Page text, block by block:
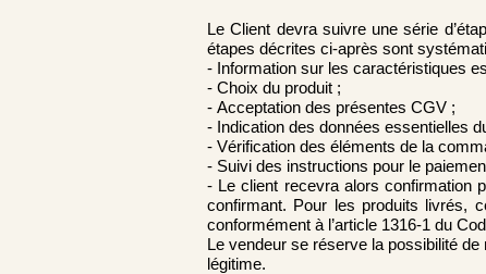
Le Client devra suivre une série
étapes décrites ci-après sont
- Information sur les caractéristiques
- Choix du produit ;
- Acceptation des présentes CGV ;
- Indication des données essentielles
- Vérification des éléments de la
- Suivi des instructions pour le
- Le client recevra alors confirmation
confirmant. Pour les produits livrés,
conformément à l’article 1316-1 du
Le vendeur se réserve la possibilité
légitime.